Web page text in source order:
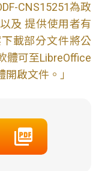
CNS15251為政
及 提供使用者有
載部分文件將公
體可至LibreOffice
啟文件。」